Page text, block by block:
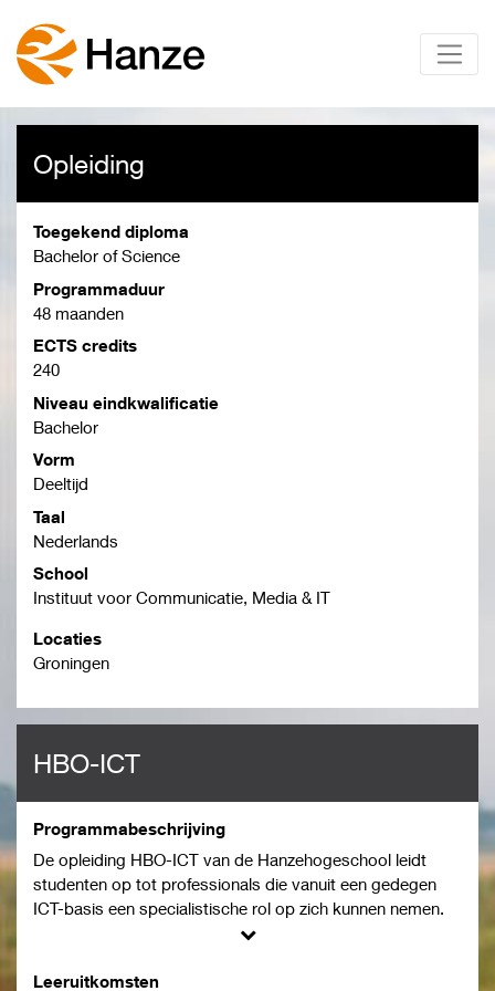
Opleiding
Toegekend diploma
Bachelor of Science
Programmaduur
48 maanden
ECTS credits
240
Niveau eindkwalificatie
Bachelor
Vorm
Deeltijd
Taal
Nederlands
School
Instituut voor Communicatie, Media & IT
Locaties
Groningen
HBO-ICT
Programmabeschrijving
De opleiding HBO-ICT van de Hanzehogeschool leidt
studenten op tot professionals die vanuit een gedegen
ICT-basis een specialistische rol op zich kunnen nemen.
Deze professionals zijn goed en snel inzetbaar in het
tussen ontwikkeling en fundament. We bieden onze
Leeruitkomsten